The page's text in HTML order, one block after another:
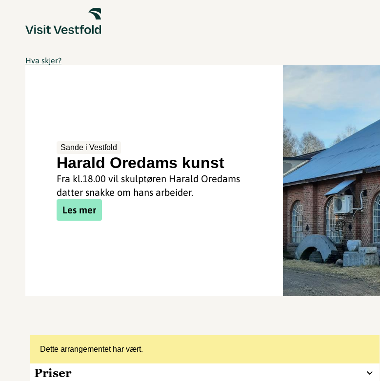
Hva skjer?
Sande i Vestfold
Harald Oredams kunst
Fra kl.18.00 vil skulptøren Harald Oredams
datter snakke om hans arbeider.
Les mer
Dette arrangementet har vært.
Priser